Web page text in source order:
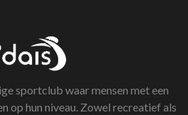
sportclub waar mensen met een
op hun niveau. Zowel recreatief als